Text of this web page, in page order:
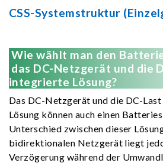
CSS-Systemstruktur
Wie wählt man den
das DC-Netzgerät und die
integrierte Lösung?
Das DC-Netzgerät und die DC-
Lösung können auch einen
Unterschied zwischen dieser
bidirektionalen Netzgerät liegt
Verzögerung während der